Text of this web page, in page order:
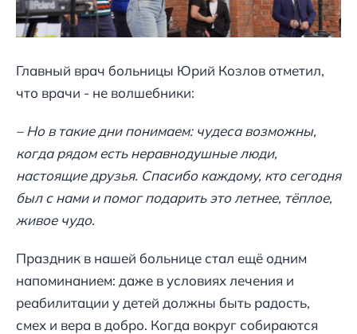
Главный врач больницы Юрий Козлов отметил,
что врачи - не волшебники:
– Но в такие дни понимаем: чудеса возможны,
когда рядом есть неравнодушные люди,
настоящие друзья. Спасибо каждому, кто сегодня
был с нами и помог подарить это летнее, тёплое,
живое чудо.
Праздник в нашей больнице стал ещё одним
напоминанием: даже в условиях лечения и
реабилитации у детей должны быть радость,
смех и вера в добро. Когда вокруг собираются